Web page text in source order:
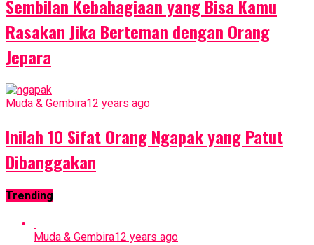
Sembilan Kebahagiaan yang Bisa Kamu
Rasakan Jika Berteman dengan Orang
Jepara
Muda & Gembira12 years ago
Inilah 10 Sifat Orang Ngapak yang Patut
Dibanggakan
Trending
Muda & Gembira12 years ago